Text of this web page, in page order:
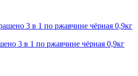
3 в 1 по ржавчине чёрная 0,9кг